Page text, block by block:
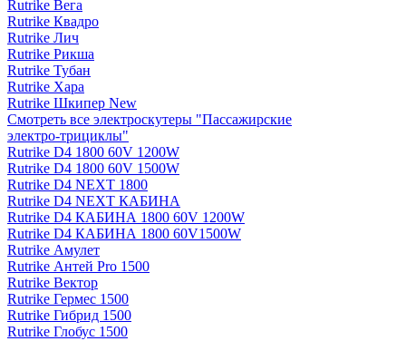
Rutrike Вега
Rutrike Квадро
Rutrike Лич
Rutrike Рикша
Rutrike Тубан
Rutrike Хара
Rutrike Шкипер New
Смотреть все электро­скутеры "Пассажирские
электро‑трициклы"
Rutrike D4 1800 60V 1200W
Rutrike D4 1800 60V 1500W
Rutrike D4 NEXT 1800
Rutrike D4 NEXT КАБИНА
Rutrike D4 КАБИНА 1800 60V 1200W
Rutrike D4 КАБИНА 1800 60V1500W
Rutrike Амулет
Rutrike Антей Pro 1500
Rutrike Вектор
Rutrike Гермес 1500
Rutrike Гибрид 1500
Rutrike Глобус 1500